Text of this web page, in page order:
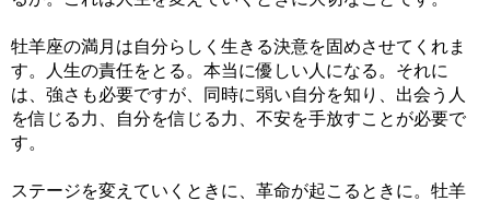
牡羊座の満月は自分らしく生きる決意を固めさせてくれま
す。人生の責任をとる。本当に優しい人になる。それに
は、強さも必要ですが、同時に弱い自分を知り、出会う人
を信じる力、自分を信じる力、不安を手放すことが必要で
す。
ステージを変えていくときに、革命が起こるときに。牡羊